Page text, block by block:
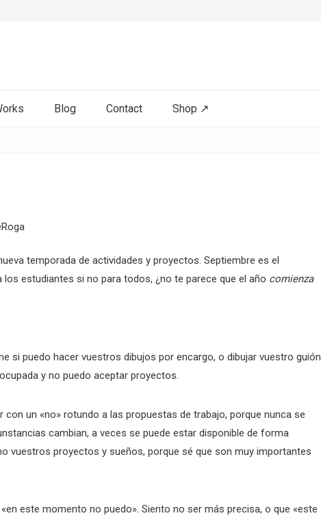
Blog Contact Shop ↗
temporada de actividades y proyectos. Septiembre es el
estudiantes si no para todos, ¿no te parece que el año comienza
si puedo hacer vuestros dibujos por encargo, o dibujar vuestro guión
y no puedo aceptar proyectos.
un «no» rotundo a las propuestas de trabajo, porque nunca se
cambian, a veces se puede estar disponible de forma
vuestros proyectos y sueños, porque sé que son muy importantes
este momento no puedo». Siento no ser más precisa, o que «este